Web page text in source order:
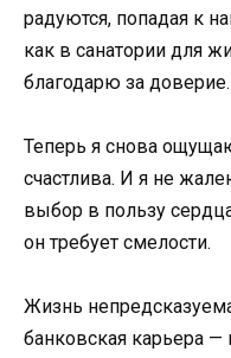
радуются, попадая к
как в санатории для
благодарю за доверие.
Теперь я снова
счастлива. И я не
выбор в пользу
он требует смелости.
Жизнь
банковская карьера —